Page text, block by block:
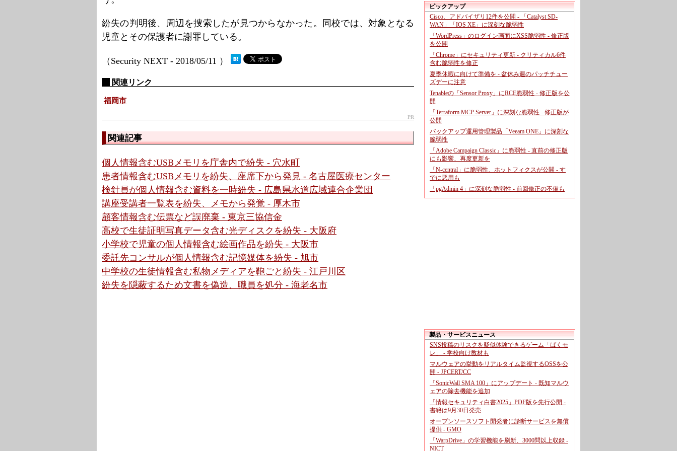
紛失の判明後、周辺を捜索したが見つからなかった。同校では、対象となる
児童とその保護者に謝罪している。
（Security NEXT - 2018/05/11 ）
関連リンク
福岡市
PR
関連記事
個人情報含むUSBメモリを庁舎内で紛失 - 穴水町
患者情報含むUSBメモリを紛失、座席下から発見 - 名古屋医療センター
検針員が個人情報含む資料を一時紛失 - 広島県水道広域連合企業団
講座受講者一覧表を紛失、メモから発覚 - 厚木市
顧客情報含む伝票など誤廃棄 - 東京三協信金
高校で生徒証明写真データ含む光ディスクを紛失 - 大阪府
小学校で児童の個人情報含む絵画作品を紛失 - 大阪市
委託先コンサルが個人情報含む記憶媒体を紛失 - 旭市
中学校の生徒情報含む私物メディアを鞄ごと紛失 - 江戸川区
紛失を隠蔽するため文書を偽造、職員を処分 - 海老名市
ピックアップ
Cisco、アドバイザリ12件を公開 - 「Catalyst SD-
WAN」「IOS XE」に深刻な脆弱性
「WordPress」のログイン画面にXSS脆弱性 - 修正版
を公開
「Chrome」にセキュリティ更新 - クリティカル6件
含む脆弱性を修正
夏季休暇に向けて準備を - 盆休み週のパッチチュー
ズデーに注意
Tenableの「Sensor Proxy」にRCE脆弱性 - 修正版を公
開
「Terraform MCP Server」に深刻な脆弱性 - 修正版が
公開
バックアップ運用管理製品「Veeam ONE」に深刻な
脆弱性
「Adobe Campaign Classic」に脆弱性 - 直前の修正版
にも影響、再度更新を
「N-central」に脆弱性、ホットフィクスが公開 - す
でに悪用も
「pgAdmin 4」に深刻な脆弱性 - 前回修正の不備も
製品・サービスニュース
SNS投稿のリスクを疑似体験できるゲーム「ばくモ
レ」 - 学校向け教材も
マルウェアの挙動をリアルタイム監視するOSSを公
開 - JPCERT/CC
「SonicWall SMA 100」にアップデート - 既知マルウ
ェアの除去機能を追加
「情報セキュリティ白書2025」PDF版を先行公開 -
書籍は9月30日発売
オープンソースソフト開発者に診断サービスを無償
提供 - GMO
「WarpDrive」の学習機能を刷新、3000問以上収録 -
NICT